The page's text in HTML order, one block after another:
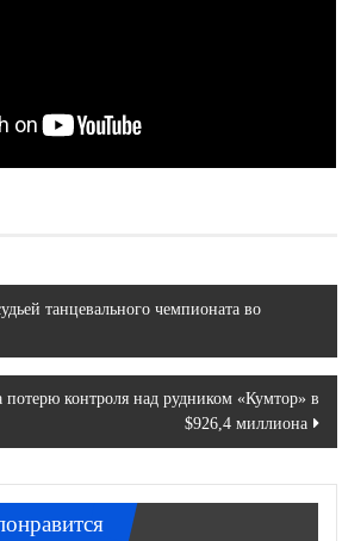
танцевального чемпионата во
потерю контроля над рудником «Кумтор» в
$926,4 миллиона